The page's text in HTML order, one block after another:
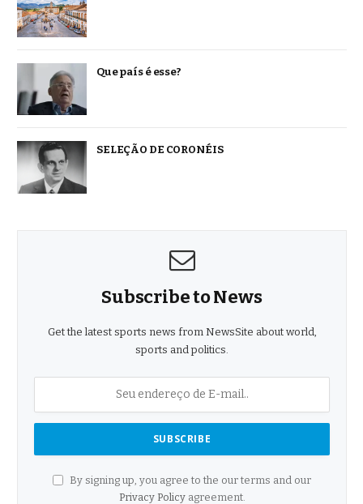
Que país é esse?
SELEÇÃO DE CORONÉIS
Subscribe to News
Get the latest sports news from NewsSite about world,
sports and politics.
By signing up, you agree to the our terms and our
Privacy Policyagreement.